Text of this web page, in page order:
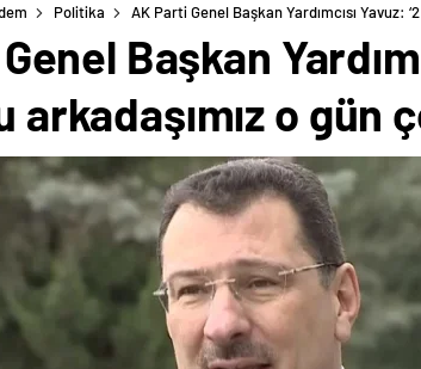
Politika AK Parti Genel Başkan Yardımcısı
Başkan
arkadaşımız o gün